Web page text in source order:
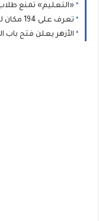
«التعليم» تمنع
تعرف على 194 مكان لطلاب المرحلة الثالثة
الأزهر يعلن فتح باب